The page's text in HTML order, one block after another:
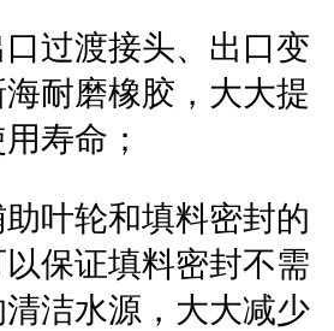
过渡接头、出口变
耐磨橡胶，大大提
寿命；
叶轮和填料密封的
保证填料密封不需
洁水源，大大减少